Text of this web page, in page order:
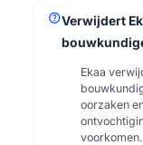
helpVerwijdert
Ekaa
oorzaken
voorkomen.